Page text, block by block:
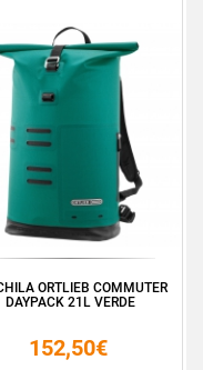
ORTLIEB COMMUTER
DAYPACK 21L VERDE
152,50€